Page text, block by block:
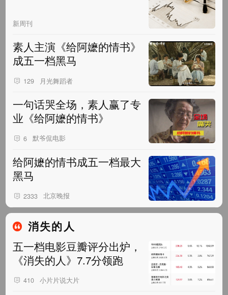
新周刊
素人主演《给阿嬷的情书》
成五一档黑马
129 月光舞蹈者
一句话哭全场，素人赢了专
业《给阿嬷的情书》
6 默爷侃电影
给阿嬷的情书成五一档最大
黑马
2333 北京晚报
消失的人
五一档电影豆瓣评分出炉，
《消失的人》7.7分领跑
410 小片片说大片